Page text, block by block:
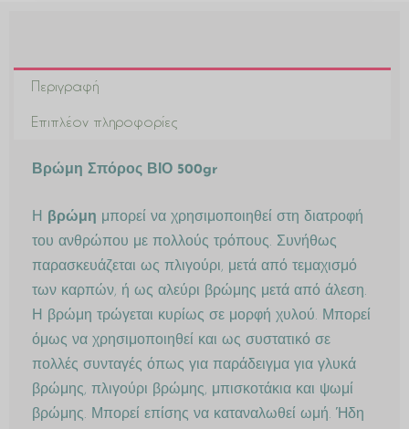
Περιγραφή
Επιπλέον πληροφορίες
Βρώμη Σπόρος ΒΙΟ 500gr
Η βρώμη μπορεί να χρησιμοποιηθεί στη διατροφή
του ανθρώπου με πολλούς τρόπους. Συνήθως
παρασκευάζεται ως πλιγούρι, μετά από τεμαχισμό
των καρπών, ή ως αλεύρι βρώμης μετά από άλεση.
Η βρώμη τρώγεται κυρίως σε μορφή χυλού. Μπορεί
όμως να χρησιμοποιηθεί και ως συστατικό σε
πολλές συνταγές όπως για παράδειγμα για γλυκά
βρώμης, πλιγούρι βρώμης, μπισκοτάκια και ψωμί
βρώμης. Μπορεί επίσης να καταναλωθεί ωμή. Ήδη